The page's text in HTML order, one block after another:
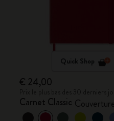
Quick Shop
€ 24,00
Carnet Classic